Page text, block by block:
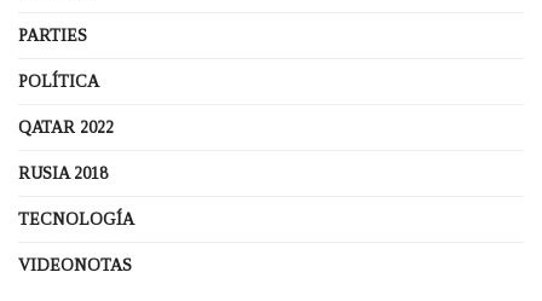
PARTIES
POLÍTICA
QATAR 2022
RUSIA 2018
TECNOLOGÍA
VIDEONOTAS